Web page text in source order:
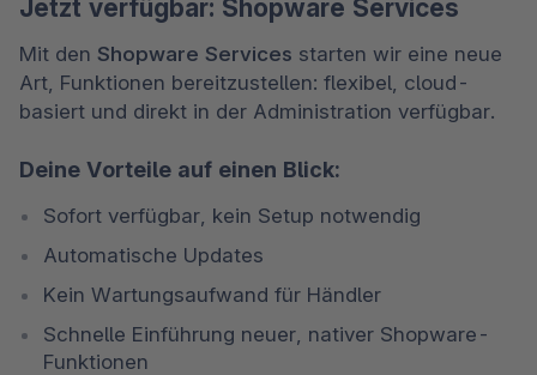
Jetzt verfügbar: Shopware Services
Mit den Shopware Services starten wir eine neue
Art, Funktionen bereitzustellen: flexibel, cloud-
basiert und direkt in der Administration verfügbar.
Deine Vorteile auf einen Blick:
Sofort verfügbar, kein Setup notwendig
Automatische Updates
Kein Wartungsaufwand für Händler
Schnelle Einführung neuer, nativer Shopware-
Funktionen